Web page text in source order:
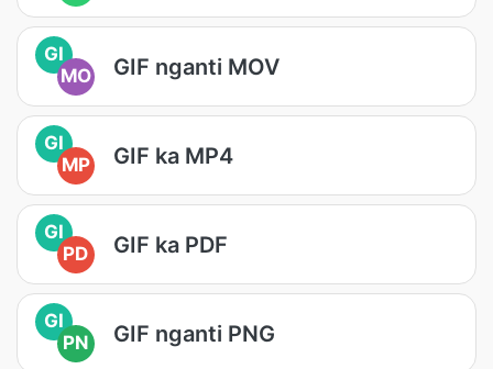
GI
MO
GIF nganti MOV
GI
MP
GIF ka MP4
GI
PD
GIF ka PDF
GI
PN
GIF nganti PNG